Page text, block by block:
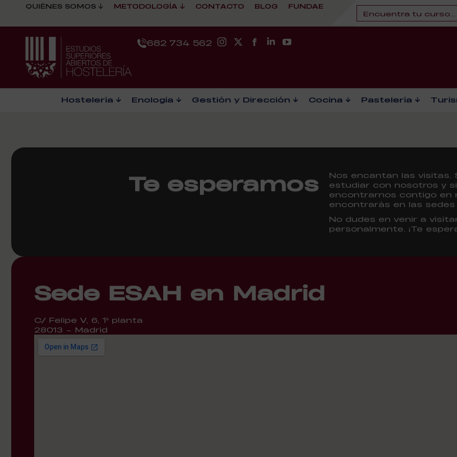
QUIÉNES SOMOS METODOLOGÍA CONTACTO BLOG FUNDAE
682 734 562
Hostelería Enología Gestión y Dirección Cocina Pastelería
Te esperamos
Nos encantan las visitas.
estudiar con nosotros y
encontrarnos contigo en
encontrarás en las sedes
No dudes en venir a
personalmente. ¡Te
Sede ESAH en Madrid
C/ Felipe V, 6, 1ª planta
28013 – Madrid